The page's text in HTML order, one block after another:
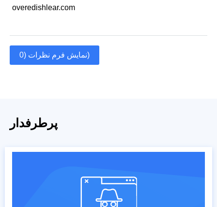
overedishlear.com
نمایش فرم نظرات (0)
پرطرفدار